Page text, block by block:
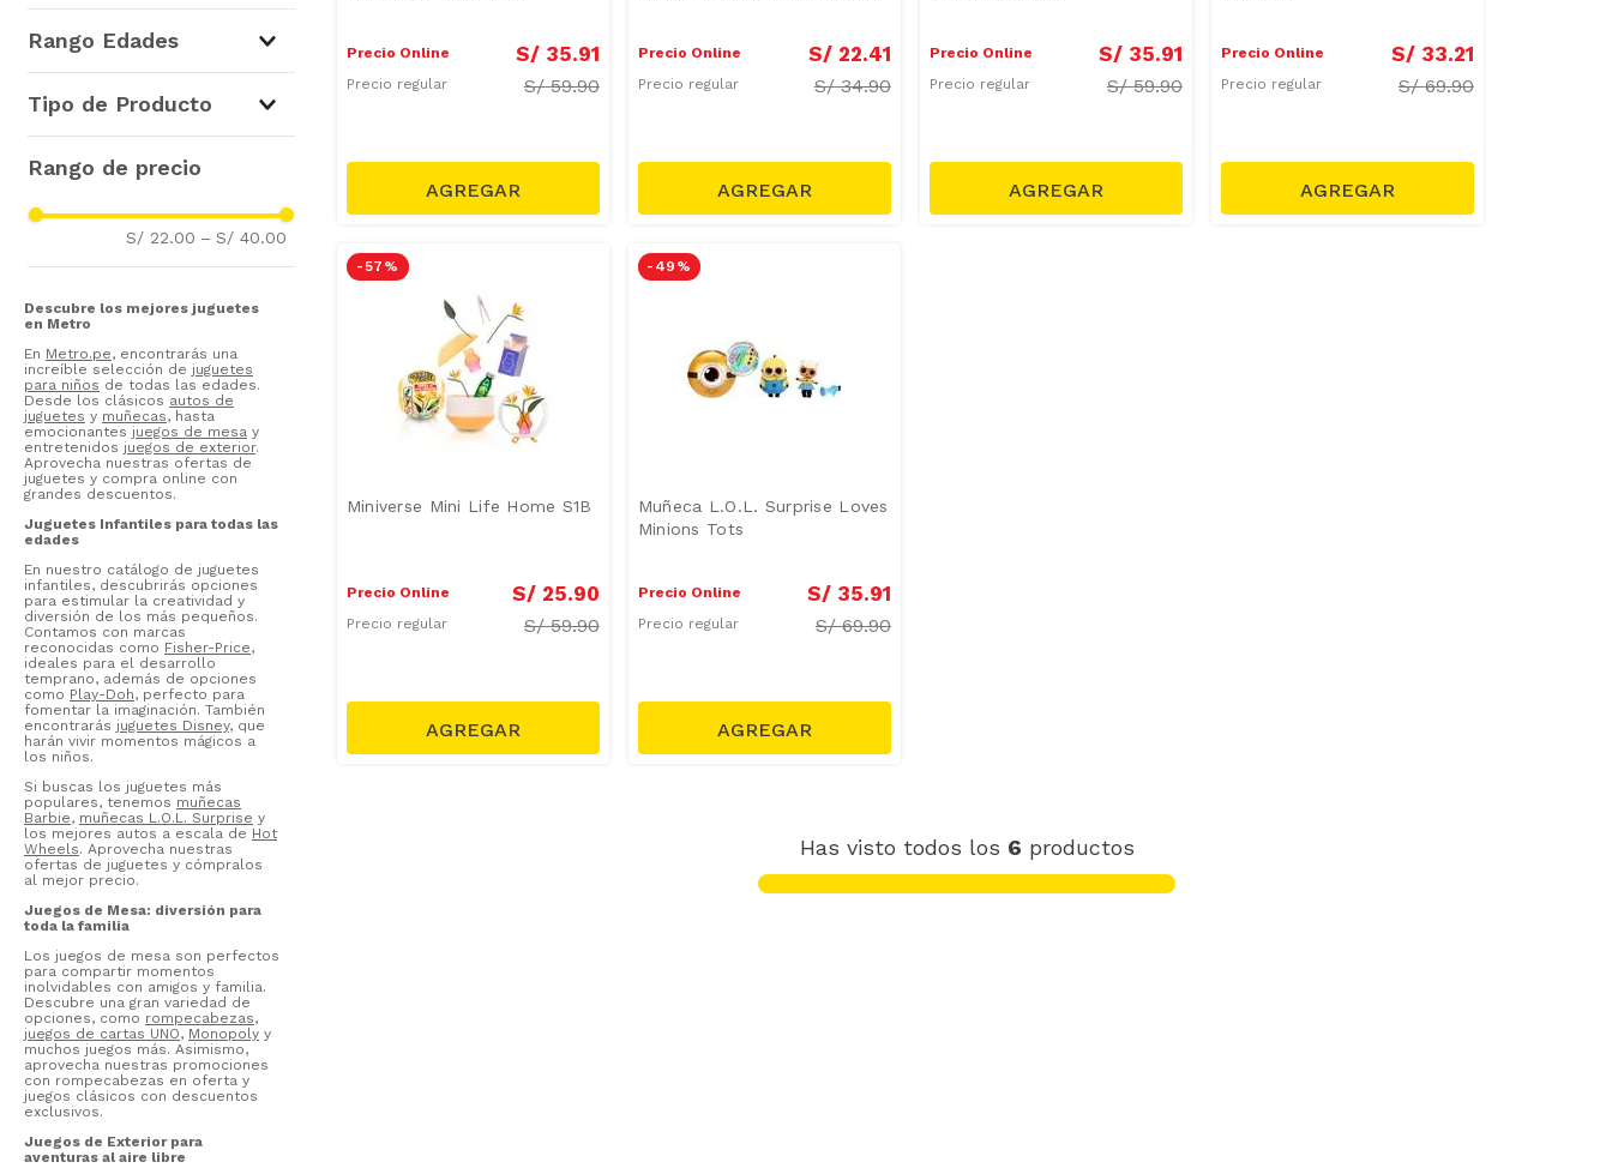
Marvel
(
Bonnie Pink (38)
Gelatti (30)
X-Shot
Bluey (27)
Mostrar 100 más
Rango Edades
Tipo de Producto
S/ 22.00 – S/ 40.00
Descubre los mejores juguetes
en Metro
En Metro.pe, encontrarás una
increíble selección de juguetes
para niños de todas las edades.
Desde los clásicos autos de
juguetes y muñecas, hasta
emocionantes juegos de mesa y
entretenidos juegos de exterior.
Aprovecha nuestras ofertas de
juguetes y compra online con
grandes descuentos.
Juguetes Infantiles para todas las
edades
En nuestro catálogo de juguetes
infantiles, descubrirás opciones
para estimular la creatividad y
diversión de los más pequeños.
Contamos con marcas
reconocidas como Fisher-Price,
ideales para el desarrollo
temprano, además de opciones
como Play-Doh, perfecto para
fomentar la imaginación. También
encontrarás juguetes Disney, que
harán vivir momentos mágicos a
los niños.
Si buscas los juguetes más
populares, tenemos muñecas
Barbie, muñecas L.O.L. Surprise y
los mejores autos a escala de Hot
Wheels. Aprovecha nuestras
ofertas de juguetes y cómpralos
al mejor precio.
Juegos de Mesa: diversión para
toda la familia
Los juegos de mesa son perfectos
para compartir momentos
inolvidables con amigos y familia.
Descubre una gran variedad de
opciones, como rompecabezas,
juegos de cartas UNO, Monopoly y
muchos juegos más. Asimismo,
aprovecha nuestras promociones
con rompecabezas en oferta y
juegos clásicos con descuentos
exclusivos.
Juegos de Exterior para
aventuras al aire libre
Precio Online S/ 35.91
Precio regular S/59.90
Precio Online S/ 22.41
Precio regular S/34.90
Precio Online S/ 35.91
Precio regular S/59.90
Precio Online S/ 33.21
Precio regular S/69.90
-57 %
Miniverse Mini Life Home S1B
Precio Online S/ 25.90
Precio regular S/59.90
- 49 %
Muñeca L.O.L. Surprise Loves
Minions Tots
Precio Online S/ 35.91
Precio regular S/69.90
Has visto todos los 6 productos